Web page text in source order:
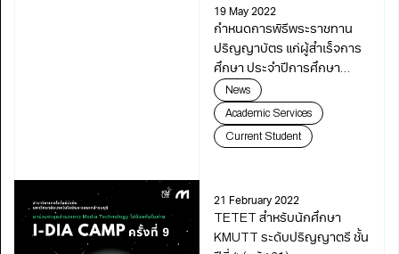
19 May 2022
กำหนดการพิธีพระราชทาน
ปริญญาบัตร แก่ผู้สำเร็จการ
ศึกษา ประจำปีการศึกษา
2563 และ 2564 มจธ.
News
Academic Services
Current Student
21 February 2022
TETET สำหรับนักศึกษา
KMUTT ระดับปริญญาตรี ชั้น